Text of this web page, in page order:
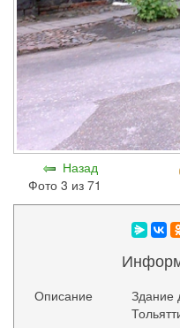
Назад
Фото 3 из 71
Описание
Здание